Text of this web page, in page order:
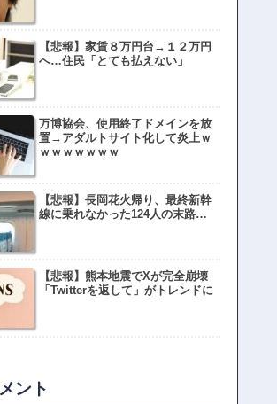
【悲報】家賃８万円台→１２万円
へ…住民「とても払えない」
万博協会、使用終了ドメインを放
置→アダルトサイト化して炎上ｗ
ｗｗｗｗｗｗｗ
【悲報】長岡花火帰り、最終新幹
線に乗れなかった124人の末路…
【悲報】熊本地震でXが完全崩壊
「Twitterを返して」がトレンドに
ント